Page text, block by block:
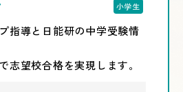
小学生
指導と日能研の中学受験情
志望校合格を実現します。